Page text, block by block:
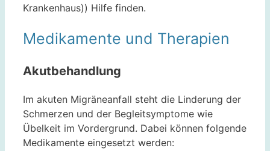
Krankenhaus)) Hilfe finden.
Medikamente und Therapien
Akutbehandlung
Im akuten Migräneanfall steht die Linderung der
Schmerzen und der Begleitsymptome wie
Übelkeit im Vordergrund. Dabei können folgende
Medikamente eingesetzt werden: